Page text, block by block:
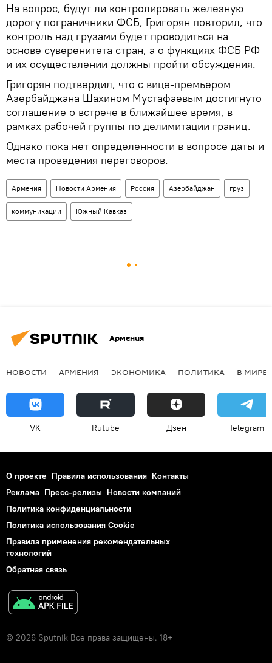
На вопрос, будут ли контролировать железную
дорогу пограничники ФСБ, Григорян повторил, что
контроль над грузами будет проводиться на
основе суверенитета стран, а о функциях ФСБ РФ
и их осуществлении должны пройти обсуждения.
Григорян подтвердил, что с вице-премьером
Азербайджана Шахином Мустафаевым достигнуто
соглашение о встрече в ближайшее время, в
рамках рабочей группы по делимитации границ.
Однако пока нет определенности в вопросе даты и
места проведения переговоров.
Армения Новости Армения Россия Азербайджан груз
коммуникации Южный Кавказ
Армения
НОВОСТИ АРМЕНИЯ ЭКОНОМИКА ПОЛИТИКА В МИРЕ
VK Rutube Дзен Telegram
О проекте Правила использования Контакты
Реклама Пресс-релизы Новости компаний
Политика конфиденциальности
Политика использования Cookie
Правила применения рекомендательных
технологий
Обратная связь
© 2026 Sputnik Все права защищены. 18+